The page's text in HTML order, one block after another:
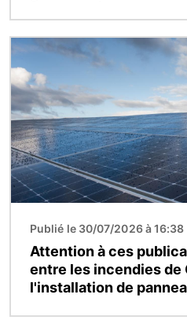
Image
Publié le 30/07/2026 à 16:38
Attention à ces
entre les incendies de
l'installation de